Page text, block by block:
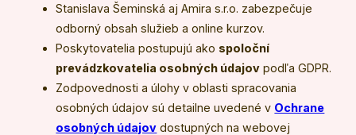
Stanislava Šeminská aj Amira s.r.o. zabezpečuje
odborný obsah služieb a online kurzov.
Poskytovatelia postupujú ako spoloční
prevádzkovatelia osobných údajov podľa GDPR.
Zodpovednosti a úlohy v oblasti spracovania
osobných údajov sú detailne uvedené v Ochrane
osobných údajov dostupných na webovej